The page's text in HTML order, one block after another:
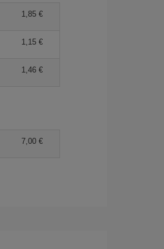
1,85 €
1,15 €
1,46 €
7,00 €